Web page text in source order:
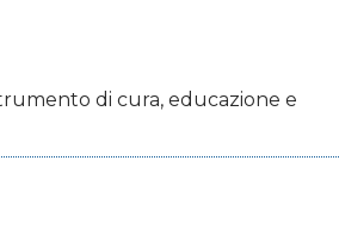
di cura, educazione e